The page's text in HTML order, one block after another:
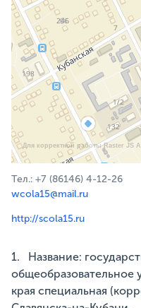
Для корректной работы Raster JS
Тел.: +7 (86146) 4-12-26
wcola15@mail.ru
http://scola15.ru
1. Название:
общеобразовательное
края специальная